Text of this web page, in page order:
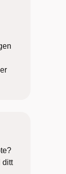
ditt